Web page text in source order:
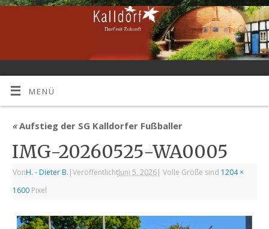
MENÜ
«Aufstieg der SG Kalldorfer Fußballer
IMG-20260525-WA0005
VonH. - Dieter B. |VeröffentlichtJuni 5, 2026| Volle Größe sind 1204 ×
1600 Pixel